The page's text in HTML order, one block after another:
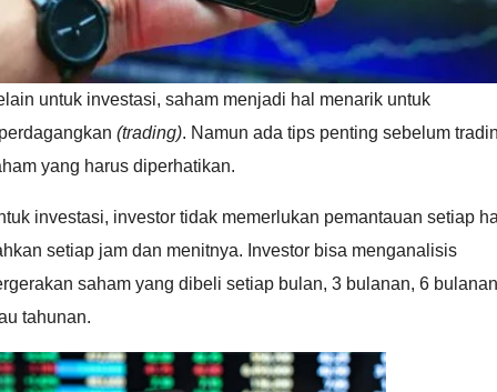
untuk investasi, saham menjadi hal menarik untuk
(trading). Namun ada tips penting sebelum
yang harus diperhatikan.
investasi, investor tidak memerlukan pemantauan setiap
setiap jam dan menitnya. Investor bisa menganalisis
saham yang dibeli setiap bulan, 3 bulanan, 6 bulanan
tahunan.